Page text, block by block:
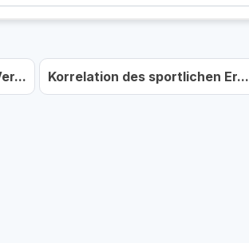
Korrelation des sportlichen Er...